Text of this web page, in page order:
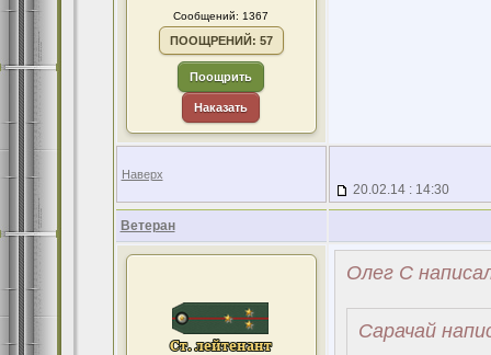
Сообщений: 1367
ПООЩРЕНИЙ: 57
Поощрить
Наказать
Наверх
20.02.14 : 14:30
Ветеран
Олег С
Сарачай